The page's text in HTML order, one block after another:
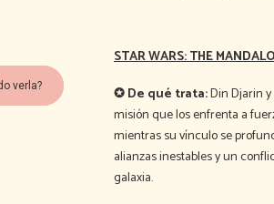
verla?
STAR WARS: THE
✪ De qué trata:Din Djarin
misión que los enfrenta a
mientras su vínculo se
alianzas inestables y un
galaxia.